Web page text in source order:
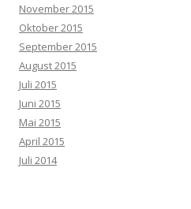
November 2015
Oktober 2015
September 2015
August 2015
Juli 2015
Juni 2015
Mai 2015
April 2015
Juli 2014